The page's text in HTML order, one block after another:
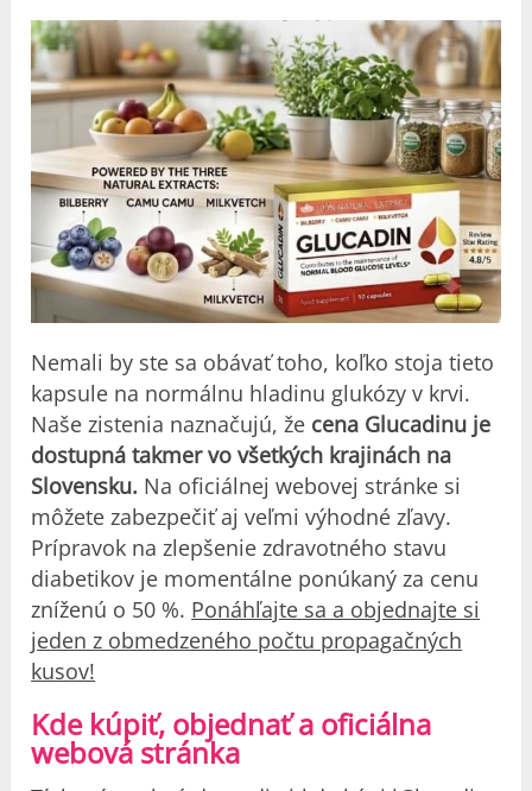
Nemali by ste sa obávať toho, koľko stoja tieto
kapsule na normálnu hladinu glukózy v krvi.
Naše zistenia naznačujú, že cena Glucadinu je
dostupná takmer vo všetkých krajinách na
Slovensku. Na oficiálnej webovej stránke si
môžete zabezpečiť aj veľmi výhodné zľavy.
Prípravok na zlepšenie zdravotného stavu
diabetikov je momentálne ponúkaný za cenu
zníženú o 50 %. Ponáhľajte sa a objednajte si
jeden z obmedzeného počtu propagačných
kusov!
Kde kúpiť, objednať a oficiálna
webová stránka